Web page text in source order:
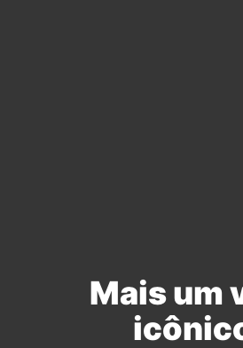
Mais um